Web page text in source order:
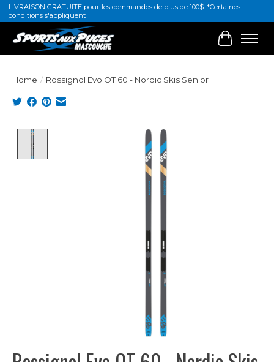
LIVRAISON GRATUITE pour les commandes de plus de 100$. *Certaines
conditions s'appliquent
Cart
Home / Rossignol Evo OT 60 - Nordic Skis Senior
Product image slideshow Items